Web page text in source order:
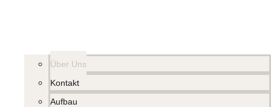
Über Uns
Kontakt
Aufbau